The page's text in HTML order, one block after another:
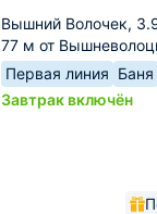
Вышний Волочек,
77 м от
Первая линия Баня
Завтрак включён